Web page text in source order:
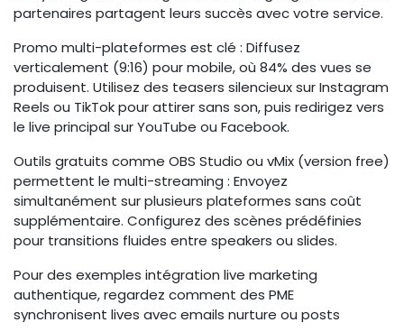
partenaires partagent leurs succès avec votre service.
Promo multi-plateformes est clé : Diffusez
verticalement (9:16) pour mobile, où 84% des vues se
produisent. Utilisez des teasers silencieux sur Instagram
Reels ou TikTok pour attirer sans son, puis redirigez vers
le live principal sur YouTube ou Facebook.
Outils gratuits comme OBS Studio ou vMix (version free)
permettent le multi-streaming : Envoyez
simultanément sur plusieurs plateformes sans coût
supplémentaire. Configurez des scènes prédéfinies
pour transitions fluides entre speakers ou slides.
Pour des exemples intégration live marketing
authentique, regardez comment des PME
synchronisent lives avec emails nurture ou posts